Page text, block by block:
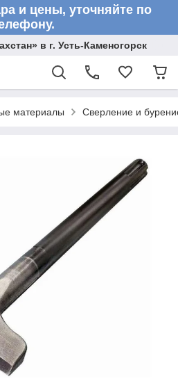
и цены, уточняйте по
в г. Усть-Каменогорск
материалы Сверление и